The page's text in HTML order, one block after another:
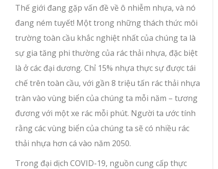
Thế giới đang gặp vấn đề về ô nhiễm nhựa, và nó
đang ném tuyết! Một trong những thách thức môi
trường toàn cầu khắc nghiệt nhất của chúng ta là
sự gia tăng phi thường của rác thải nhựa, đặc biệt
là ở các đại dương. Chỉ 15% nhựa thực sự được tái
chế trên toàn cầu, với gần 8 triệu tấn rác thải nhựa
tràn vào vùng biển của chúng ta mỗi năm – tương
đương với một xe rác mỗi phút. Người ta ước tính
rằng các vùng biển của chúng ta sẽ có nhiều rác
thải nhựa hơn cá vào năm 2050.
Trong đại dịch COVID-19, nguồn cung cấp thực